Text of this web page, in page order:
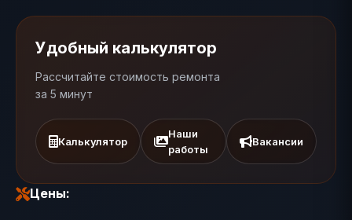
Удобный калькулятор
Рассчитайте стоимость ремонта
за 5 минут
Калькулятор
Наши
работы
Вакансии
Цены: